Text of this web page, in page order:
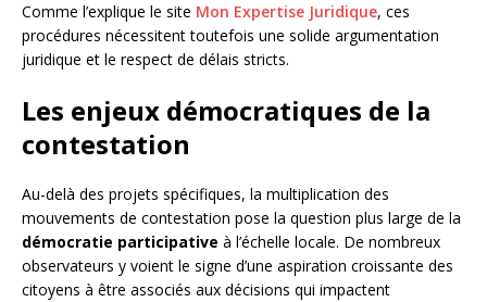
Comme l’explique le site Mon Expertise Juridique, ces
procédures nécessitent toutefois une solide argumentation
juridique et le respect de délais stricts.
Les enjeux démocratiques de la
contestation
Au-delà des projets spécifiques, la multiplication des
mouvements de contestation pose la question plus large de la
démocratie participative à l’échelle locale. De nombreux
observateurs y voient le signe d’une aspiration croissante des
citoyens à être associés aux décisions qui impactent